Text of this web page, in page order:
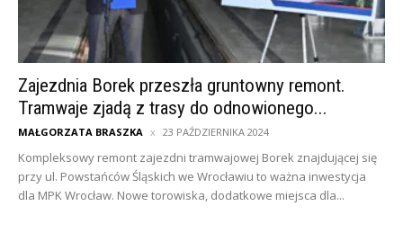
Zajezdnia Borek przeszła gruntowny remont.
Tramwaje zjadą z trasy do odnowionego...
MAŁGORZATA BRASZKA 23 PAŹDZIERNIKA 2024
Kompleksowy remont zajezdni tramwajowej Borek znajdującej się
przy ul. Powstańców Śląskich we Wrocławiu to ważna inwestycja
dla MPK Wrocław. Nowe torowiska, dodatkowe miejsca dla...